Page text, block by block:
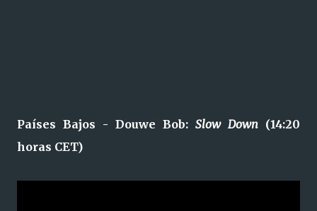
Países Bajos - Douwe Bob: Slow Down (14:20
horas CET)